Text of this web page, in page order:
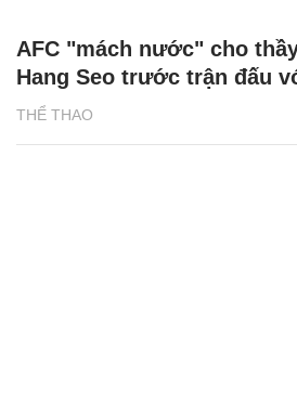
THỂ THAO
AFC "mách nước" cho
Hang Seo trước trận đấu